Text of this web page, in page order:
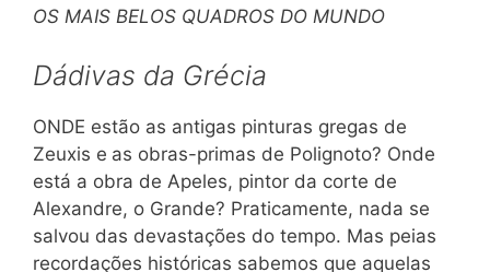
OS MAIS BELOS QUADROS DO MUNDO
Dádivas da Grécia
ONDE estão as antigas pinturas gregas de
Zeuxis e as obras-primas de Polignoto? Onde
está a obra de Apeles, pintor da corte de
Alexandre, o Grande? Praticamente, nada se
salvou das devastações do tempo. Mas peias
recordações históricas sabemos que aquelas